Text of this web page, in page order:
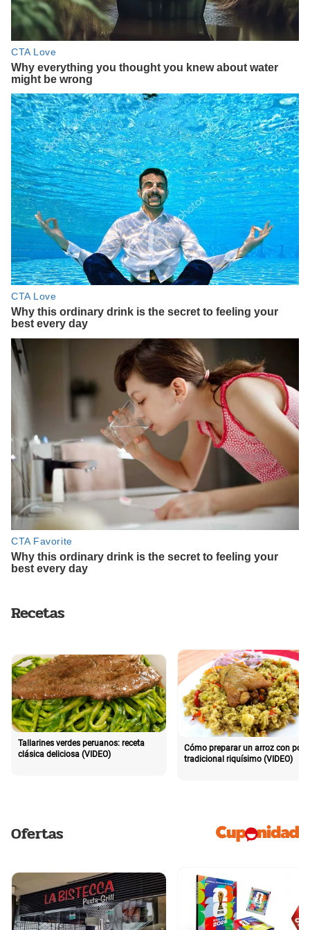
Recetas
Tallarines verdes peruanos: receta
clásica deliciosa (VIDEO)
Cómo preparar un arroz con pollo
tradicional riquísimo (VIDEO)
Ofertas